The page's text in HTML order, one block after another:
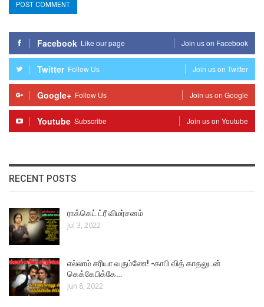
Facebook Like our page Join us on Facebook
Twitter Follow Us Join us on Twitter
Google+ Follow Us Join us on Google
Youtube Subscribe Join us on Youtube
RECENT POSTS
ராக்கெட் ட்ரீ விமர்சனம்
Jul 3, 2022
எல்லாம் சரியா வரும்ணே! -காபி வித் காதலுடன்
கெக்கேபிக்கே…
Jun 8, 2022